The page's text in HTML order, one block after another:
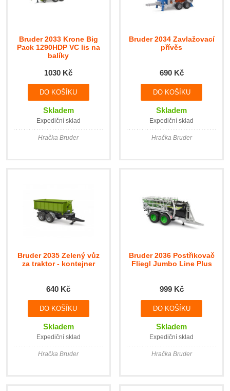
Bruder 2033 Krone Big
Pack 1290HDP VC lis na
balíky
1030 Kč
Skladem
Expediční sklad
Hračka Bruder
Bruder 2034 Zavlažovací
přívěs
690 Kč
Skladem
Expediční sklad
Hračka Bruder
Bruder 2035 Zelený vůz
za traktor - kontejner
640 Kč
Skladem
Expediční sklad
Hračka Bruder
Bruder 2036 Postřikovač
Fliegl Jumbo Line Plus
999 Kč
Skladem
Expediční sklad
Hračka Bruder